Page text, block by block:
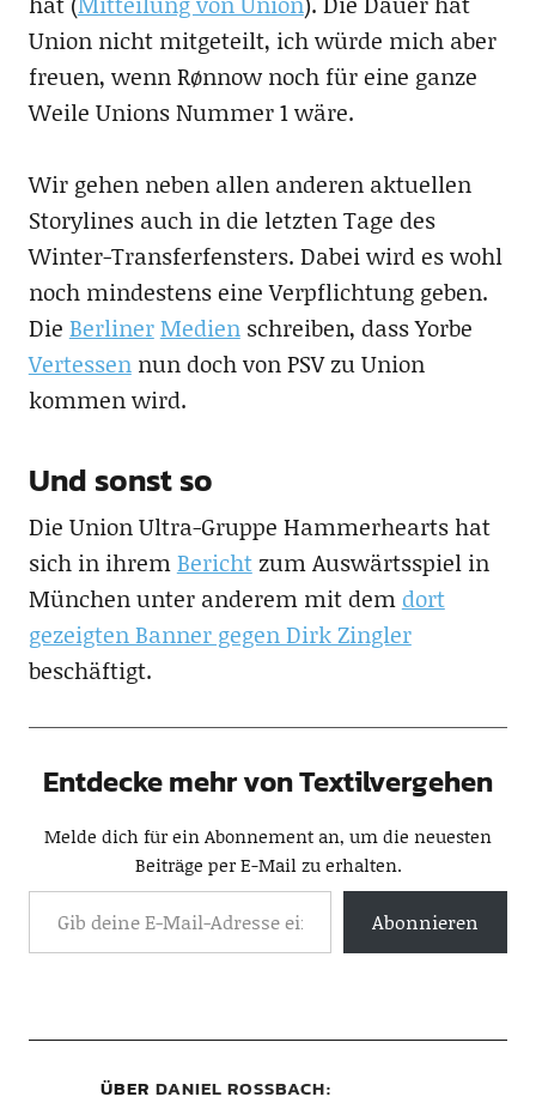
Union nicht mitgeteilt, ich würde mich aber
freuen, wenn Rønnow noch für eine ganze
Weile Unions Nummer 1 wäre.
Wir gehen neben allen anderen aktuellen
Storylines auch in die letzten Tage des
Winter-Transferfensters. Dabei wird es wohl
noch mindestens eine Verpflichtung geben.
Die BerlinerMedienschreiben, dass Yorbe
Vertessennun doch von PSV zu Union
kommen wird.
Und sonst so
Die Union Ultra-Gruppe Hammerhearts hat
sich in ihremBerichtzum Auswärtsspiel in
München unter anderem mit dem dort
gezeigten Banner gegen Dirk Zingler
beschäftigt.
Entdecke mehr von Textilvergehen
Melde dich für ein Abonnement an, um die neuesten
Beiträge per E-Mail zu erhalten.
Abonnieren
ÜBER DANIEL ROSSBACH